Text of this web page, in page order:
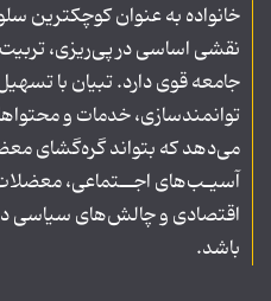
خانواده به عنوان کوچکترین
نقشی اساسی در پی‌ریزی،
جامعه قوی دارد. تبیان با
توانمندسازی، خدمات و
می‌دهد که بتواند گره‌گشای
آسیـب‌های اجــتماعی،
اقتصادی و چالش‌های سیاسی
باشد.